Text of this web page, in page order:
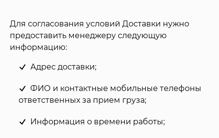
Для согласования условий Доставки нужно
предоставить менеджеру следующую
информацию:
Адрес доставки;
ФИО и контактные мобильные телефоны
ответственных за прием груза;
Информация о времени работы;